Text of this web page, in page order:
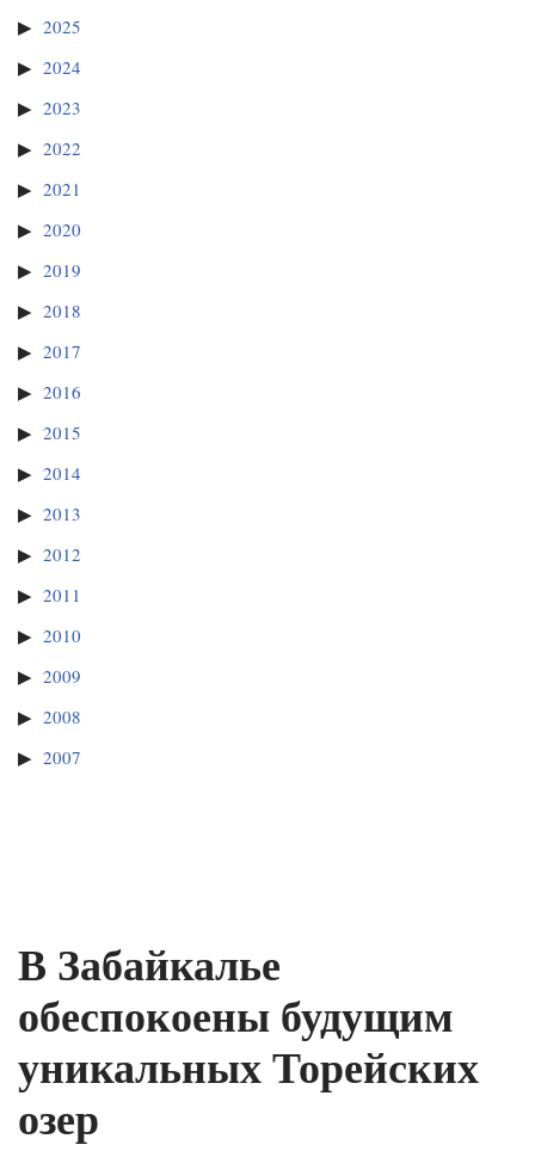
2025
2024
2023
2022
2021
2020
2019
2018
2017
2016
2015
2014
2013
2012
2011
2010
2009
2008
2007
В Забайкалье
обеспокоены будущим
уникальных Торейских
озер